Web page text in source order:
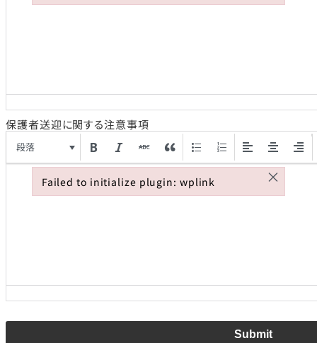
保護者送迎に関する注意事項
段落
Submit
Failed to initialize plugin: wplink
Failed to initialize plugin: wplink ×
Failed to initialize plugin: wplink